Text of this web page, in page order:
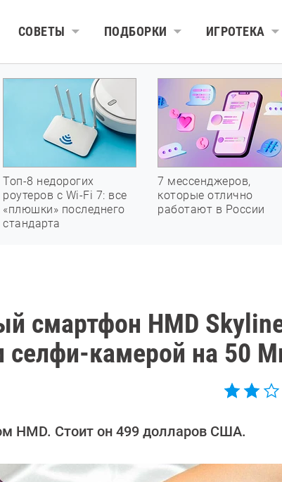
СОВЕТЫ ПОДБОРКИ ИГРОТЕКА
Топ-8 недорогих
роутеров с Wi-Fi 7: все
«плюшки» последнего
стандарта
7 мессенджеров,
которые отлично
работают в России
смартфон HMD
селфи-камерой на 50
HMD. Стоит он 499 долларов США.